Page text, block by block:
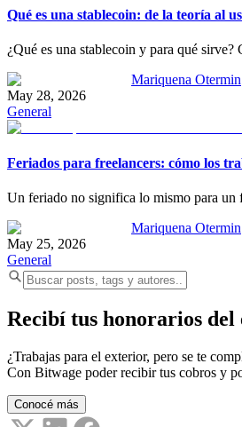
Qué es una stablecoin: de la teoría al
¿Qué es una stablecoin y para qué
Mariquena Otermin
May 28, 2026
General
Feriados para freelancers: cómo los
Un feriado no significa lo mismo para un
Mariquena Otermin
May 25, 2026
General
Recibí tus honorarios
¿Trabajas para el exterior, pero se te
Con Bitwage poder recibir tus cobros y
Conocé más